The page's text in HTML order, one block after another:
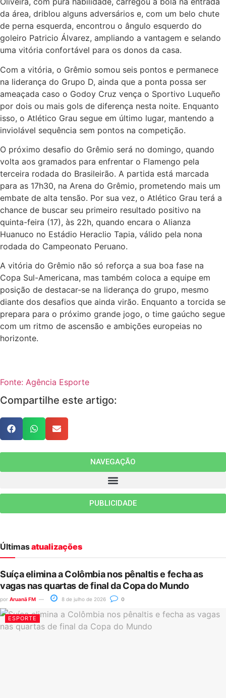
da área, driblou alguns adversários e, com um belo chute
de perna esquerda, encontrou o ângulo esquerdo do
goleiro Patricio Álvarez, ampliando a vantagem e selando
uma vitória confortável para os donos da casa.
Com a vitória, o Grêmio somou seis pontos e permanece
na liderança do Grupo D, ainda que a ponta possa ser
ameaçada caso o Godoy Cruz vença o Sportivo Luqueño
por dois ou mais gols de diferença nesta noite. Enquanto
isso, o Atlético Grau segue em último lugar, mantendo a
inviolável sequência sem pontos na competição.
O próximo desafio do Grêmio será no domingo, quando
volta aos gramados para enfrentar o Flamengo pela
terceira rodada do Brasileirão. A partida está marcada
para as 17h30, na Arena do Grêmio, prometendo mais um
embate de alta tensão. Por sua vez, o Atlético Grau terá a
chance de buscar seu primeiro resultado positivo na
quinta-feira (17), às 22h, quando encara o Alianza
Huanuco no Estádio Heraclio Tapia, válido pela nona
rodada do Campeonato Peruano.
A vitória do Grêmio não só reforça a sua boa fase na
Copa Sul-Americana, mas também coloca a equipe em
posição de destacar-se na liderança do grupo, mesmo
diante dos desafios que ainda virão. Enquanto a torcida se
prepara para o próximo grande jogo, o time gaúcho segue
com um ritmo de ascensão e ambições europeias no
horizonte.
Fonte: Agência Esporte
Compartilhe este artigo:
NAVEGAÇÃO
PUBLICIDADE
Últimasatualizações
Suíça elimina a Colômbia nos pênaltis e fecha as
vagas nas quartas de final da Copa do Mundo
por Aruanã FM 8 de julho de 2026 0
ESPORTE